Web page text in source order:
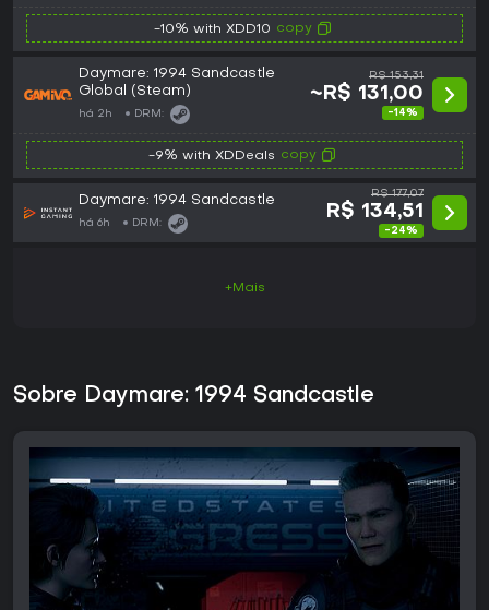
-10% with XDD10 copy
Daymare: 1994 Sandcastle
Global (Steam)
há 2h DRM:
R$ 153,31
~R$ 131,00
-14%
-9% with XDDeals copy
Daymare: 1994 Sandcastle
há 6h DRM:
R$ 177,07
R$ 134,51
-24%
+Mais
Sobre Daymare: 1994 Sandcastle